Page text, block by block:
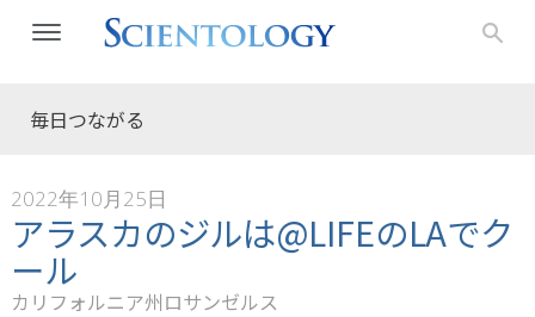
毎日つながる
2022年10月25日
アラスカのジルは@LIFEのLAでク
ール
カリフォルニア州ロサンゼルス